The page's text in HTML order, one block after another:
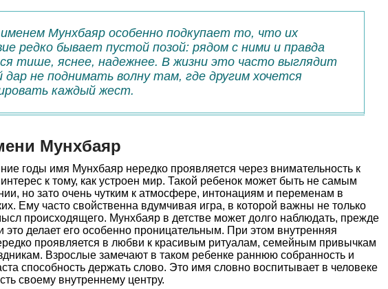
Мунхбаяр особенно подкупает то, что их
редко бывает пустой позой: рядом с ними и правда
тише, яснее, надежнее. В жизни это часто выглядит
дар не поднимать волну там, где другим хочется
каждый жест.
Мунхбаяр
годы имя Мунхбаяр нередко проявляется через внимательность к
к тому, как устроен мир. Такой ребенок может быть не самым
но зато очень чутким к атмосфере, интонациям и переменам в
Ему часто свойственна вдумчивая игра, в которой важны не только
происходящего. Мунхбаяр в детстве может долго наблюдать, прежде
это делает его особенно проницательным. При этом внутренняя
проявляется в любви к красивым ритуалам, семейным привычкам
Взрослые замечают в таком ребенке раннюю собранность и
способность держать слово. Это имя словно воспитывает в человеке
своему внутреннему центру.